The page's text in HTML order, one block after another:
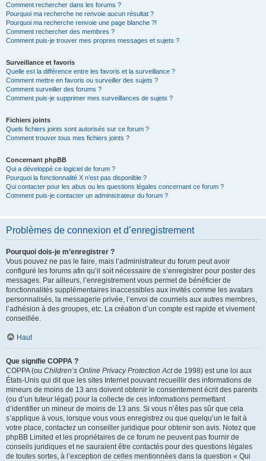
Comment rechercher dans les forums ?
Pourquoi ma recherche ne renvoie aucun résultat ?
Pourquoi ma recherche renvoie une page blanche ?!
Comment rechercher des membres ?
Comment puis-je trouver mes propres messages et sujets ?
Surveillance et favoris
Quelle est la différence entre les favoris et la surveillance ?
Comment mettre en favoris ou surveiller des sujets ?
Comment surveiller des forums ?
Comment puis-je supprimer mes surveillances de sujets ?
Fichiers joints
Quels fichiers joints sont autorisés sur ce forum ?
Comment trouver tous mes fichiers joints ?
Concernant phpBB
Qui a développé ce logiciel de forum ?
Pourquoi la fonctionnalité X n’est pas disponible ?
Qui contacter pour les abus ou les questions légales concernant ce forum ?
Comment puis-je contacter un administrateur du forum ?
Problèmes de connexion et d’enregistrement
Pourquoi dois-je m’enregistrer ?
Vous pouvez ne pas le faire, mais l’administrateur du forum peut avoir
configuré les forums afin qu’il soit nécessaire de s’enregistrer pour poster des
messages. Par ailleurs, l’enregistrement vous permet de bénéficier de
fonctionnalités supplémentaires inaccessibles aux invités comme les avatars
personnalisés, la messagerie privée, l’envoi de courriels aux autres membres,
l’adhésion à des groupes, etc. La création d’un compte est rapide et vivement
conseillée.
Haut
Que signifie COPPA ?
COPPA (ou Children’s Online Privacy Protection Actde 1998) est une loi aux
États-Unis qui dit que les sites Internet pouvant recueillir des informations de
mineurs de moins de 13 ans doivent obtenir le consentement écrit des parents
(ou d’un tuteur légal) pour la collecte de ces informations permettant
d’identifier un mineur de moins de 13 ans. Si vous n’êtes pas sûr que cela
s’applique à vous, lorsque vous vous enregistrez ou que quelqu’un le fait à
votre place, contactez un conseiller juridique pour obtenir son avis. Notez que
phpBB Limited et les propriétaires de ce forum ne peuvent pas fournir de
conseils juridiques et ne sauraient être contactés pour des questions légales
de toutes sortes, à l’exception de celles mentionnées dans la question « Qui